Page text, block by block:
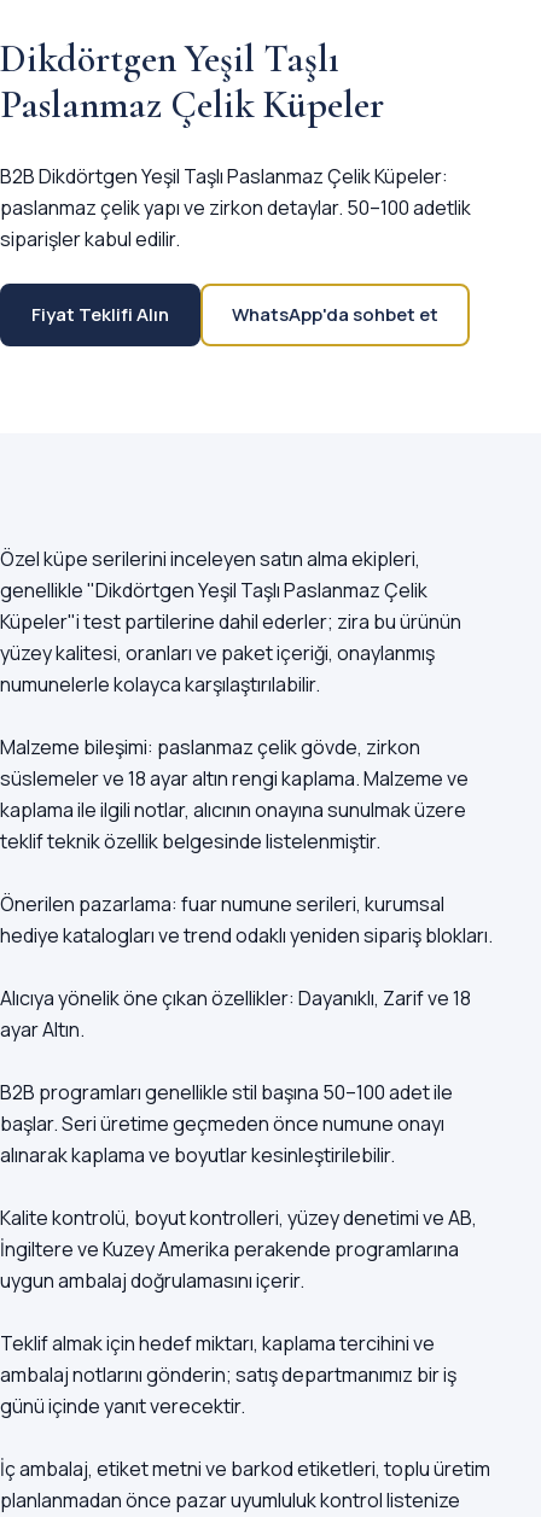
Dikdörtgen Yeşil Taşlı
Paslanmaz Çelik Küpeler
B2B Dikdörtgen Yeşil Taşlı Paslanmaz Çelik Küpeler:
paslanmaz çelik yapı ve zirkon detaylar. 50–100 adetlik
siparişler kabul edilir.
Fiyat Teklifi Alın WhatsApp'da sohbet et
Özel küpe serilerini inceleyen satın alma ekipleri,
genellikle "Dikdörtgen Yeşil Taşlı Paslanmaz Çelik
Küpeler"i test partilerine dahil ederler; zira bu ürünün
yüzey kalitesi, oranları ve paket içeriği, onaylanmış
numunelerle kolayca karşılaştırılabilir.
Malzeme bileşimi: paslanmaz çelik gövde, zirkon
süslemeler ve 18 ayar altın rengi kaplama. Malzeme ve
kaplama ile ilgili notlar, alıcının onayına sunulmak üzere
teklif teknik özellik belgesinde listelenmiştir.
Önerilen pazarlama: fuar numune serileri, kurumsal
hediye katalogları ve trend odaklı yeniden sipariş blokları.
Alıcıya yönelik öne çıkan özellikler: Dayanıklı, Zarif ve 18
ayar Altın.
B2B programları genellikle stil başına 50–100 adet ile
başlar. Seri üretime geçmeden önce numune onayı
alınarak kaplama ve boyutlar kesinleştirilebilir.
Kalite kontrolü, boyut kontrolleri, yüzey denetimi ve AB,
İngiltere ve Kuzey Amerika perakende programlarına
uygun ambalaj doğrulamasını içerir.
Teklif almak için hedef miktarı, kaplama tercihini ve
ambalaj notlarını gönderin; satış departmanımız bir iş
günü içinde yanıt verecektir.
İç ambalaj, etiket metni ve barkod etiketleri, toplu üretim
planlanmadan önce pazar uyumluluk kontrol listenize